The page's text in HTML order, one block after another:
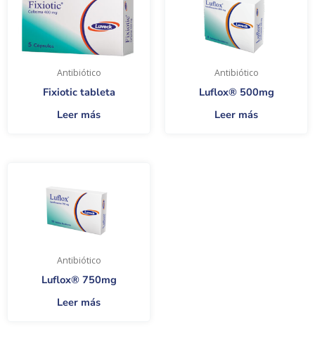
Antibiótico
Fixiotic tableta
Leer más
Antibiótico
Luflox® 500mg
Leer más
Antibiótico
Luflox® 750mg
Leer más